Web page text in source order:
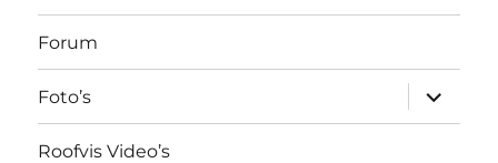
Forum
Foto’s
Roofvis Video’s